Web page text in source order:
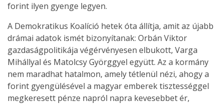
forint ilyen gyenge legyen.
A Demokratikus Koalíció hetek óta állítja, amit az újabb
drámai adatok ismét bizonyítanak: Orbán Viktor
gazdaságpolitikája végérvényesen elbukott, Varga
Mihállyal és Matolcsy Györggyel együtt. Az a kormány
nem maradhat hatalmon, amely tétlenül nézi, ahogy a
forint gyengülésével a magyar emberek tisztességgel
megkeresett pénze napról napra kevesebbet ér,